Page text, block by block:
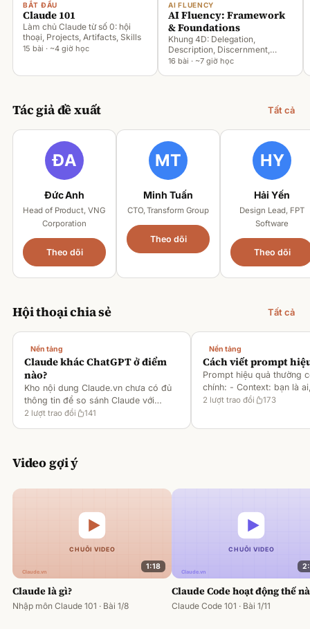
BẮT ĐẦU
Claude 101
Làm chủ Claude từ số 0: hội
thoại, Projects, Artifacts, Skills
15 bài · ~4 giờ học
AI FLUENCY
AI Fluency: Framework
& Foundations
Khung 4D: Delegation,
Description, Discernment,
Diligence
16 bài · ~7 giờ học
Tác giả đề xuất Tất cả
Đức Anh
Head of Product, VNG
Corporation
Theo dõi
Minh Tuấn
CTO, Transform Group
Theo dõi
Hải Yến
Design Lead, FPT
Software
Theo dõi
Hội thoại chia sẻ Tất cả
Nền tảng
Claude khác ChatGPT ở điểm
nào?
Kho nội dung Claude.vn chưa có đủ
thông tin để so sánh Claude với
ChatGPT. Hiện chỉ có tài liệu về
2 lượt trao đổi 141
Nền tảng
Cách viết prompt
Prompt hiệu quả thường
chính: - Context: bạn là
gì [1][2][6] - Task: muốn
2 lượt trao đổi 173
Video gợi ý
1:18
Claude là gì?
Nhập môn Claude 101 · Bài 1/8
Claude Code hoạt động thế
Claude Code 101 · Bài 1/11